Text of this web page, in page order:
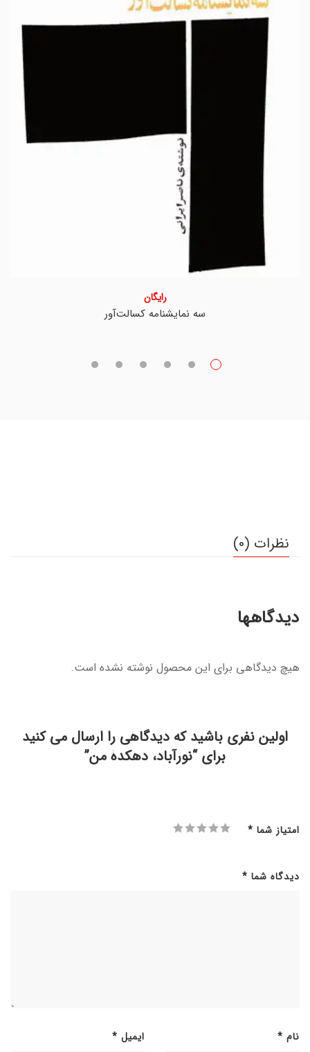
سه نمایشنامه کسالت‌آور
رایگان
نظرات (0)
دیدگاهها
هیچ دیدگاهی برای این محصول نوشته نشده است.
اولین نفری باشید که دیدگاهی را ارسال می کنید
برای “نورآباد، دهکدۀ من”
امتیاز شما *
دیدگاه شما *
نام * ایمیل *